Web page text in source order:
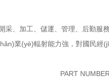
、加工、儲運、管理、后勤
業(yè)輻射能力強，對國民經
PART NUMBER